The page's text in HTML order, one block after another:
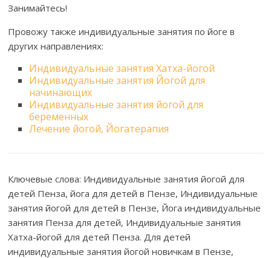
Занимайтесь!
Провожу также индивидуальные занятия по йоге в
других направлениях:
Индивидуальные занятия Хатха-йогой
Индивидуальные занятия Йогой для
начинающих
Индивидуальные занятия йогой для
беременных
Лечение йогой, Йогатерапия
Ключевые слова: Индивидуальные занятия йогой для
детей Пенза, йога для детей в Пензе, Индивидуальные
занятия йогой для детей в Пензе, Йога индивидуальные
занятия Пенза для детей, Индивидуальные занятия
Хатха-йогой для детей Пенза. Для детей
индивидуальные занятия йогой новичкам в Пензе,